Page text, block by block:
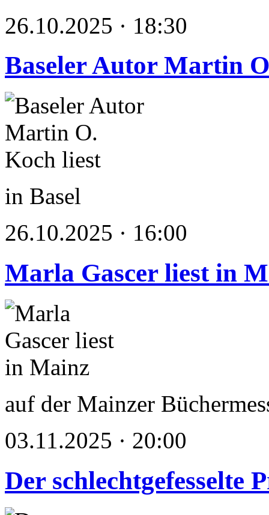
26.10.2025 · 18:30
Baseler Autor Martin
in Basel
26.10.2025 · 16:00
Marla Gascer liest in
auf der Mainzer
03.11.2025 · 20:00
Der schlechtgefesselte